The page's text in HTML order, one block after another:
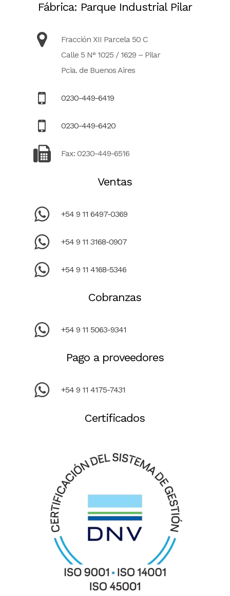
Fábrica: Parque Industrial Pilar
Fracción XII Parcela 50 C
Calle 5 N° 1025 / 1629 – Pilar
Pcia. de Buenos Aires
0230-449-6419
0230-449-6420
Fax: 0230-449-6516
Ventas
+54 9 11 6497-0369
+54 9 11 3168-0907
+54 9 11 4168-5346
Cobranzas
+54 9 11 5063-9341
Pago a proveedores
+54 9 11 4175-7431
Certificados